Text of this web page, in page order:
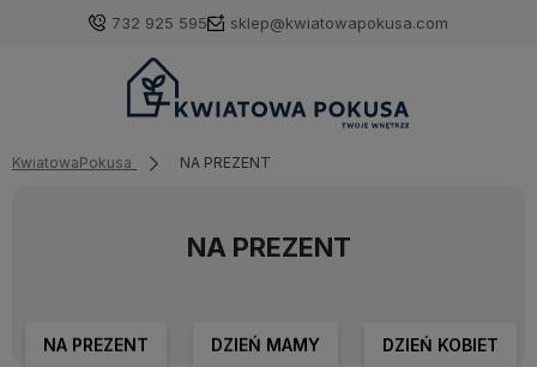
732 925 595 sklep@kwiatowapokusa.com
KwiatowaPokusa NA PREZENT
NA PREZENT
NA PREZENT DZIEŃ MAMY DZIEŃ KOBIET